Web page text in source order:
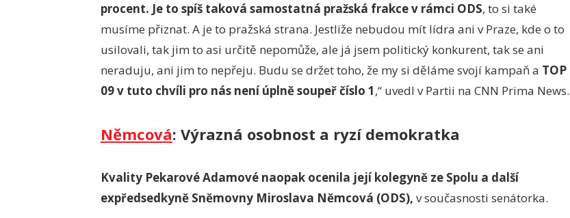
procent. Je to spíš taková samostatná pražská frakce v rámci ODS, to si také
musíme přiznat. A je to pražská strana. Jestliže nebudou mít lídra ani v Praze, kde o to
usilovali, tak jim to asi určitě nepomůže, ale já jsem politický konkurent, tak se ani
neraduju, ani jim to nepřeju. Budu se držet toho, že my si děláme svojí kampaň a TOP
09 v tuto chvíli pro nás není úplně soupeř číslo 1,“ uvedl v Partii na CNN Prima News.
Němcová: Výrazná osobnost a ryzí demokratka
Kvality Pekarové Adamové naopak ocenila její kolegyně ze Spolu a další
expředsedkyně Sněmovny Miroslava Němcová (ODS), v současnosti senátorka.